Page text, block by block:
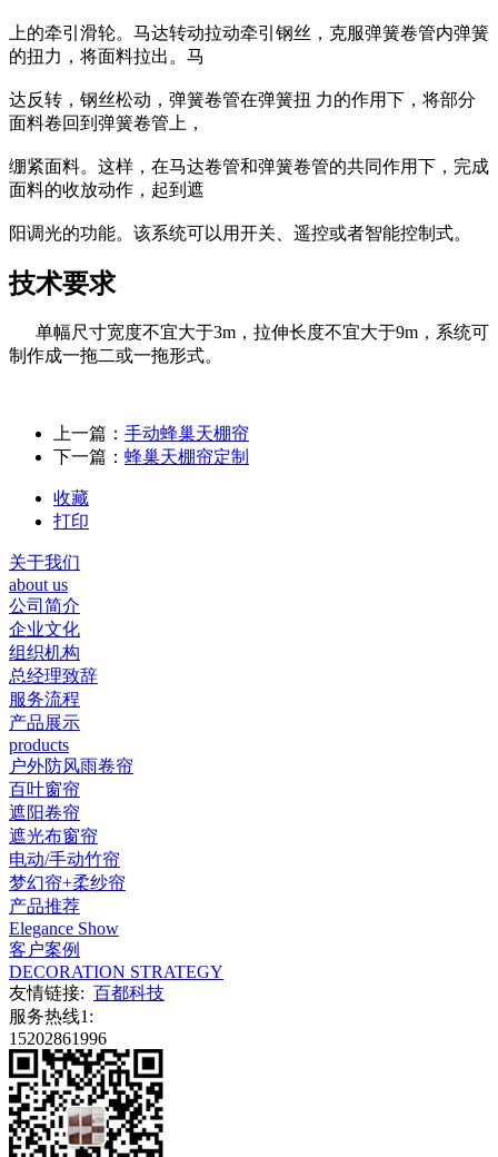
上的牵引滑轮。马达转动拉动牵引钢丝，克服弹簧卷管内弹簧
的扭力，将面料拉出。马
达反转，钢丝松动，弹簧卷管在弹簧扭 力的作用下，将部分
面料卷回到弹簧卷管上，
绷紧面料。这样，在马达卷管和弹簧卷管的共同作用下，完成
面料的收放动作，起到遮
阳调光的功能。该系统可以用开关、遥控或者智能控制式。
技术要求
单幅尺寸宽度不宜大于3m，拉伸长度不宜大于9m，系统可
制作成一拖二或一拖形式。
上一篇： 手动蜂巢天棚帘
下一篇： 蜂巢天棚帘定制
收藏
打印
关于我们
about us
公司简介
企业文化
组织机构
总经理致辞
服务流程
产品展示
products
户外防风雨卷帘
百叶窗帘
遮阳卷帘
遮光布窗帘
电动/手动竹帘
梦幻帘+柔纱帘
产品推荐
Elegance Show
客户案例
DECORATION STRATEGY
友情链接: 百都科技
服务热线1:
15202861996